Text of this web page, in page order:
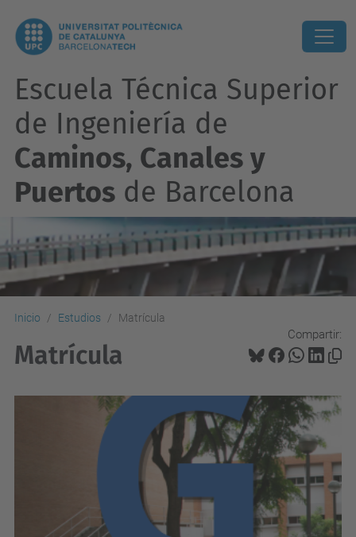
Escuela Técnica Superior
de Ingeniería de
Caminos, Canales y
Puertos de Barcelona
Inicio Estudios Matrícula
Compartir:
Matrícula